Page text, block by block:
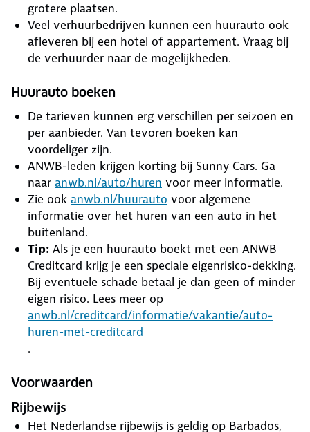
grotere plaatsen.
Veel verhuurbedrijven kunnen een huurauto ook
afleveren bij een hotel of appartement. Vraag bij
de verhuurder naar de mogelijkheden.
Huurauto boeken
De tarieven kunnen erg verschillen per seizoen en
per aanbieder. Van tevoren boeken kan
voordeliger zijn.
ANWB-leden krijgen korting bij Sunny Cars. Ga
naar anwb.nl/auto/huren voor meer informatie.
Zie ook anwb.nl/huurauto voor algemene
informatie over het huren van een auto in het
buitenland.
Tip: Als je een huurauto boekt met een ANWB
Creditcard krijg je een speciale eigenrisico-dekking.
Bij eventuele schade betaal je dan geen of minder
eigen risico. Lees meer op
anwb.nl/creditcard/informatie/vakantie/auto-
huren-met-creditcard
.
Voorwaarden
Rijbewijs
Het Nederlandse rijbewijs is geldig op Barbados,